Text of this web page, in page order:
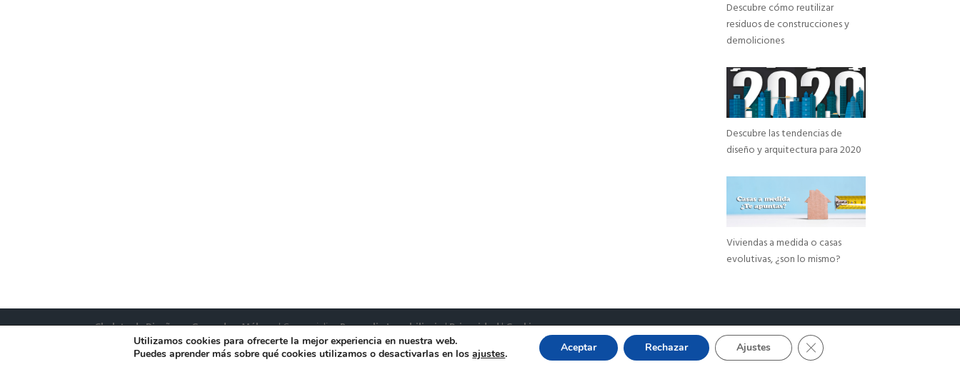
Descubre cómo reutilizar
residuos de construcciones y
demoliciones
Descubre las tendencias de
diseño y arquitectura para 2020
Viviendas a medida o casas
evolutivas, ¿son lo mismo?
Chalets de Diseño en Granada y Málaga| ComercializaRenovalia Inmobiliaria|Privacidad|Cookies
Utilizamos cookies para ofrecerte la mejor experiencia en nuestra web.
Puedes aprender más sobre qué cookies utilizamos o desactivarlas en losajustes. Aceptar Rechazar Ajustes Cerrar el banner de cookies